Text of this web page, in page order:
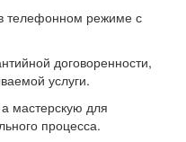
телефонном режиме с
договоренности,
услуги.
мастерскую для
процесса.